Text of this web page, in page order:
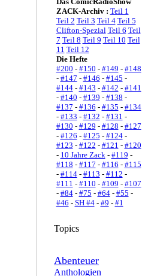
ZACK-Archiv : Teil 1
Teil 2 Teil 3 Teil 4 Teil 5
Clifton-Spezial Teil 6 Teil
7 Teil 8 Teil 9 Teil 10 Teil
11 Teil 12
Die Hefte
#200 - #150 - #149 - #148
- #147 - #146 - #145 -
#144- #143 - #142 - #141
- #140 - #139 - #138 -
#137 - #136 - #135 - #134
- #133 - #132 - #131 -
#130 - #129 - #128 - #127
- #126 - #125 - #124-
#123 - #122 - #121 - #120
- 10 Jahre Zack- #119 -
#118 - #117 - #116 - #115
- #114- #113 - #112 -
#111 - #110 - #109 - #107
- #84- #75 - #64- #55 -
#46 - SH #4- #9 - #1
Topics
Abenteuer
Anthologien